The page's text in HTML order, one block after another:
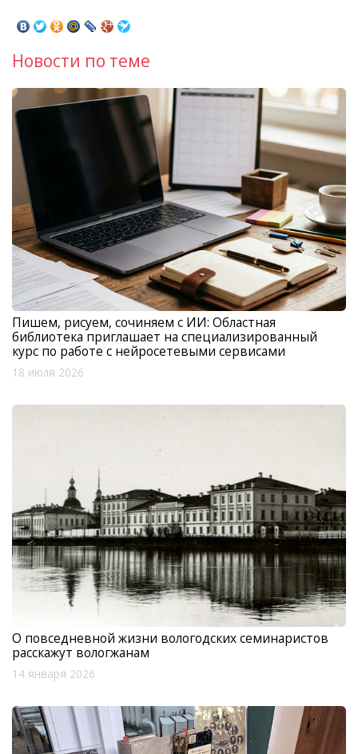
Новости по теме
Пишем, рисуем, сочиняем с ИИ: Областная
библиотека приглашает на специализированный
курс по работе с нейросетевыми сервисами
18 июля 2026
О повседневной жизни вологодских семинаристов
расскажут вологжанам
14 января 2026